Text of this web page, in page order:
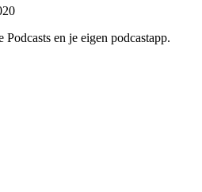
en je eigen podcastapp.